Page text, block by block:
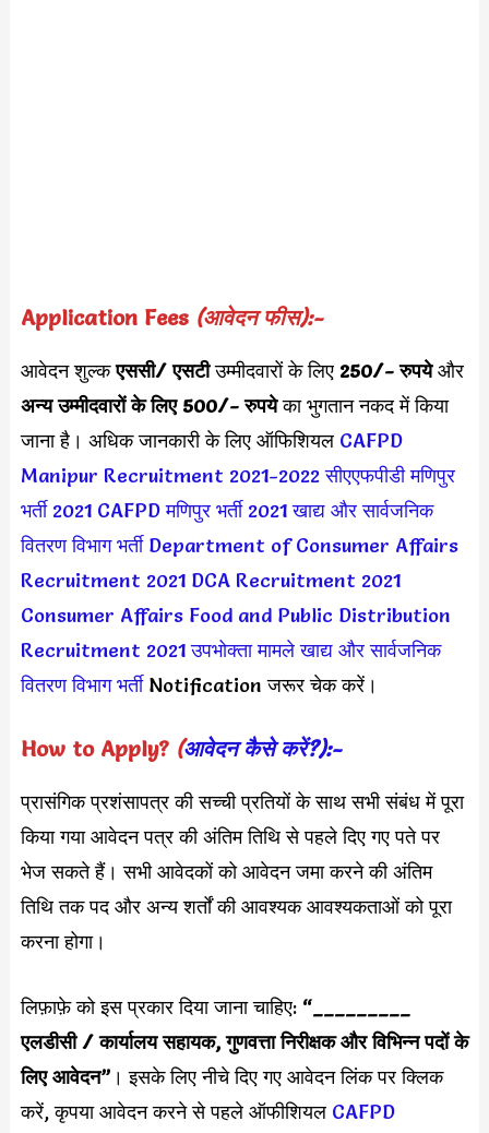
Application Fees (आवेदन फीस):-
आवेदन शुल्कएससी/ एसटीउम्मीदवारों के लिए 250/- रुपयेऔर
अन्य उम्मीदवारों के लिए 500/- रुपयेका भुगतान नकद में किया
जाना है। अधिक जानकारी के लिए ऑफिशियल CAFPD
Manipur Recruitment 2021-2022 सीएएफपीडी मणिपुर
भर्ती 2021 CAFPD मणिपुर भर्ती 2021 खाद्य और सार्वजनिक
वितरण विभाग भर्ती Department of Consumer Affairs
Recruitment 2021 DCA Recruitment 2021
Consumer Affairs Food and Public Distribution
Recruitment 2021 उपभोक्ता मामले खाद्य और सार्वजनिक
वितरण विभाग भर्तीNotification जरूर चेक करें।
How to Apply?(आवेदन कैसे करें?):-
प्रासंगिक प्रशंसापत्र की सच्ची प्रतियों के साथ सभी संबंध में पूरा
किया गया आवेदन पत्र की अंतिम तिथि से पहले दिए गए पते पर
भेज सकते हैं। सभी आवेदकों को आवेदन जमा करने की अंतिम
तिथि तक पद और अन्य शर्तों की आवश्यक आवश्यकताओं को पूरा
करना होगा।
लिफ़ाफ़े को इस प्रकार दिया जाना चाहिए: “_________
एलडीसी / कार्यालय सहायक, गुणवत्ता निरीक्षक और विभिन्न पदों के
लिए आवेदन”। इसके लिए नीचे दिए गए आवेदन लिंक पर क्लिक
करें, कृपया आवेदन करने से पहले ऑफीशियल CAFPD